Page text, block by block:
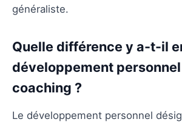
généraliste.
Quelle différence y a-t-il
développement
coaching ?
Le développement personnel